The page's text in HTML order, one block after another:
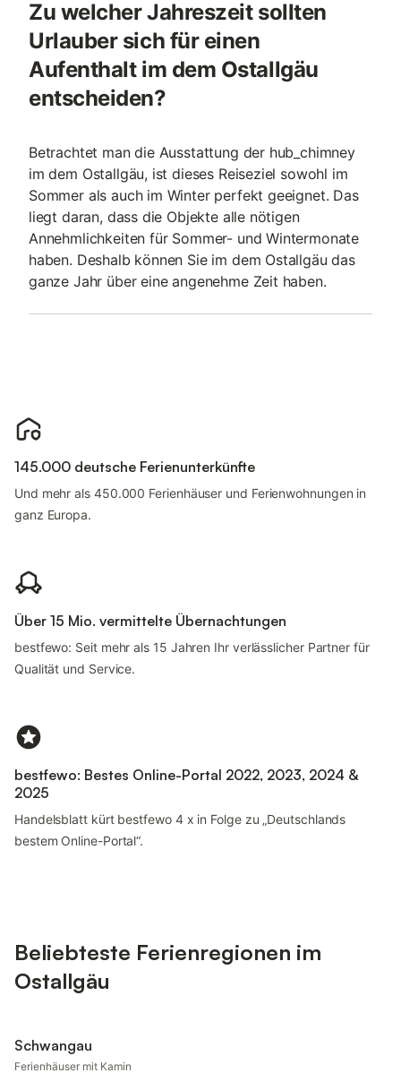
Zu welcher Jahreszeit sollten
Urlauber sich für einen
Aufenthalt im dem Ostallgäu
entscheiden?
Betrachtet man die Ausstattung der hub_chimney
im dem Ostallgäu, ist dieses Reiseziel sowohl im
Sommer als auch im Winter perfekt geeignet. Das
liegt daran, dass die Objekte alle nötigen
Annehmlichkeiten für Sommer- und Wintermonate
haben. Deshalb können Sie im dem Ostallgäu das
ganze Jahr über eine angenehme Zeit haben.
145.000 deutsche Ferienunterkünfte
Und mehr als 450.000 Ferienhäuser und Ferienwohnungen in
ganz Europa.
Über 15 Mio. vermittelte Übernachtungen
bestfewo: Seit mehr als 15 Jahren Ihr verlässlicher Partner für
Qualität und Service.
bestfewo: Bestes Online-Portal 2022, 2023, 2024 &
2025
Handelsblatt kürt bestfewo 4 x in Folge zu „Deutschlands
bestem Online-Portal“.
Beliebteste Ferienregionen im
Ostallgäu
Schwangau
Ferienhäuser mit Kamin